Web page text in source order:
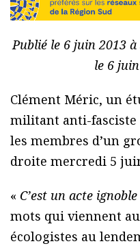
Publié le 6 juin 2013
le 6
Clément Méric, un
militant anti-fasciste
les membres d’un
droite mercredi 5
« C’est un acte ignoble
mots qui viennent
écologistes au